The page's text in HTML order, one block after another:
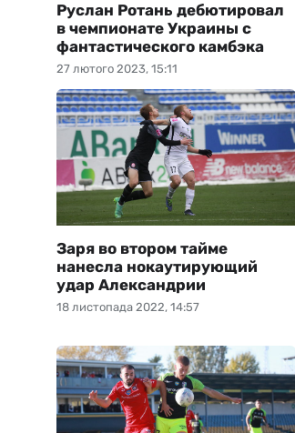
27 лютого 2023, 15:11
Руслан Ротань дебютировал
в чемпионате Украины с
фантастического камбэка
18 листопада 2022, 14:57
Заря во втором тайме
нанесла нокаутирующий
удар Александрии